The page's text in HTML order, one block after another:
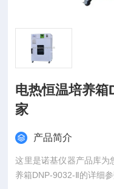
电热恒温培养箱
家
产品简介
这里是诺基仪器产品库为
养箱DNP-9032-Ⅱ的详细